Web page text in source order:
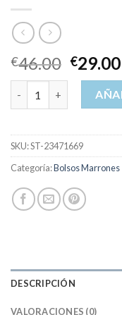
€46.00 €29.00
bolsos marrones
SKU:ST-23471669
Categoría:Bolsos Marrones
DESCRIPCIÓN
VALORACIONES (0)